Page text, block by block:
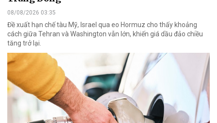
08/08/2026 03:35
Đề xuất hạn chế tàu Mỹ, Israel qua eo Hormuz cho thấy khoảng
cách giữa Tehran và Washington vẫn lớn, khiến giá dầu đảo chiều
tăng trở lại.